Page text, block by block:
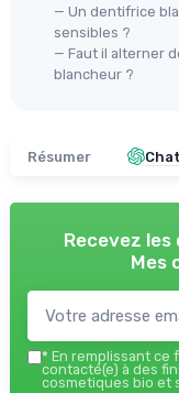
— Un dentifrice
sensibles ?
— Faut il alterner
blancheur ?
Résumer
Recevez
Mes
* En remplissant ce
contacté(e) à des
cosmetiques bio et